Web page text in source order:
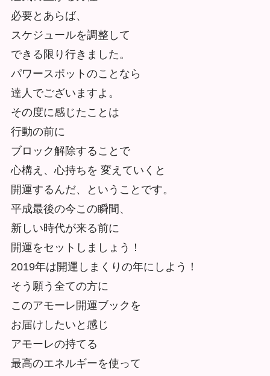
必要とあらば、
スケジュールを調整して
できる限り行きました。
パワースポットのことなら
達人でございますよ。
その度に感じたことは
行動の前に
ブロック解除することで
心構え、心持ちを 変えていくと
開運するんだ、ということです。
平成最後の今この瞬間、
新しい時代が来る前に
開運をセットしましょう！
2019年は開運しまくりの年にしよう！
そう願う全ての方に
このアモーレ開運ブックを
お届けしたいと感じ
アモーレの持てる
最高のエネルギーを使って